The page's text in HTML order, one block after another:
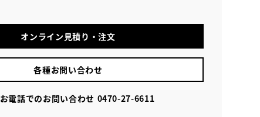
オンライン見積り・注文
各種お問い合わせ
お電話でのお問い合わせ 0470-27-6611